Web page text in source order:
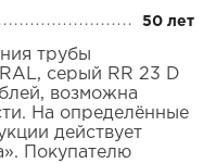
50 лет
трубы
серый RR 23 D
возможна
На определённые
действует
Покупателю